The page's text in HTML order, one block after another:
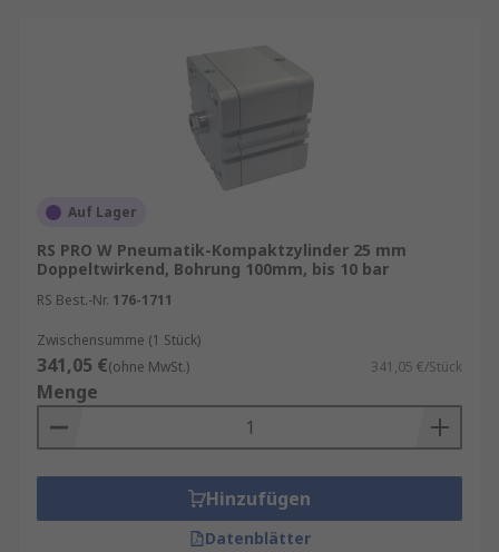
Auf Lager
RS PRO W Pneumatik-Kompaktzylinder 25 mm
Doppeltwirkend, Bohrung 100mm, bis 10 bar
RS Best.-Nr. 176-1711
Zwischensumme (1 Stück)
341,05 €(ohne MwSt.) 341,05 €/Stück
Menge
Hinzufügen
Datenblätter